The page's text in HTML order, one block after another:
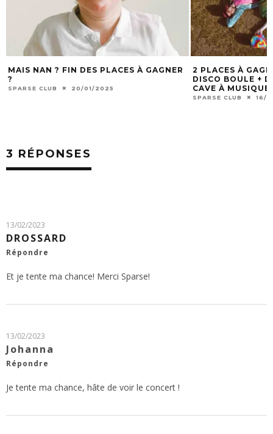
MAIS NAN ? FIN DES PLACES À GAGNER
?
SPARSE CLUB 20/01/2025
2 PLACES À
DISCO BOULE +
CAVE À
SPARSE CLUB 16/
3 RÉPONSES
13/02/2023
DROSSARD
Répondre
Et je tente ma chance! Merci Sparse!
13/02/2023
Johanna
Répondre
Je tente ma chance, hâte de voir le concert !